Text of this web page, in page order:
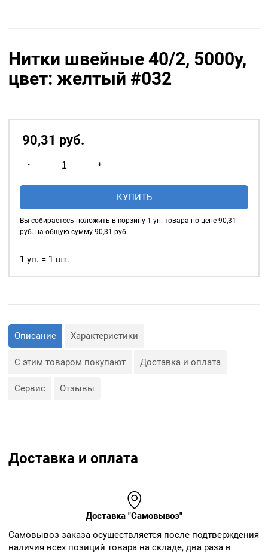
Нитки швейные 40/2, 5000у,
цвет: желтый #032
90,31 руб.
-
товара
Нитки
5000у,
желтый
+
КУПИТЬ
Вы собираетесь положить в корзину 1 уп. товара по цене 90,31
руб. на общую сумму 90,31 руб.
1 уп. = 1 шт.
Описание Характеристики
С этим товаром покупают Доставка и оплата
Сервис Отзывы
Доставка и оплата
Доставка "Самовывоз"
Cамовывоз заказа осуществляется после подтверждения
наличия всех позиций товара на складе, два раза в